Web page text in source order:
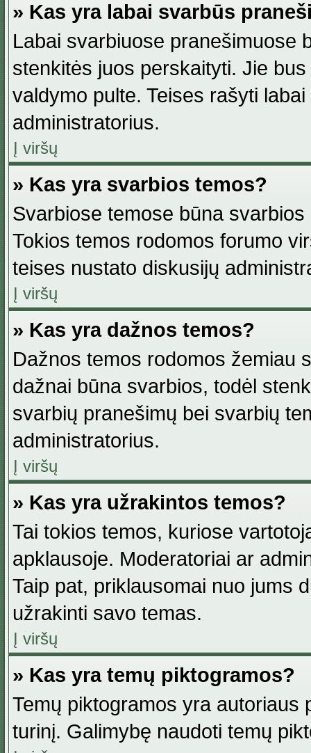
» Kas yra labai svarbūs
Labai svarbiuose pranešimuose
stenkitės juos perskaityti. Jie
valdymo pulte. Teises rašyti
administratorius.
Į viršų
» Kas yra svarbios temos?
Svarbiose temose būna
Tokios temos rodomos forumo
teises nustato diskusijų
Į viršų
» Kas yra dažnos temos?
Dažnos temos rodomos žemiau
dažnai būna svarbios, todėl
svarbių pranešimų bei svarbių
administratorius.
Į viršų
» Kas yra užrakintos temos?
Tai tokios temos, kuriose
apklausoje. Moderatoriai ar
Taip pat, priklausomai nuo jums
užrakinti savo temas.
Į viršų
» Kas yra temų piktogramos?
Temų piktogramos yra autoriaus
turinį. Galimybę naudoti temų